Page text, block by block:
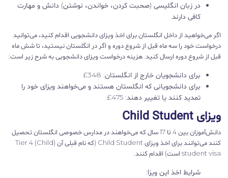
در زبان انگلیسی (صحبت کردن، خواندن، نوشتن) دانش و مهارت
کافی دارند.
اگر می‌خواهید از داخل انگلستان برای اخذ ویزای دانشجویی اقدام کنید، می‌توانید
درخواست خود را سه ماه قبل از شروع دوره و اگر در انگلستان نیستید، تا شش ماه
قبل از شروع دوره ارسال کنید. هزینه درخواست ویزای دانشجویی به شرح زیر است:
برای دانشجویان خارج از انگلستان: 348£
برای دانشجویانی که انگلستان هستند و می‌خواهند ویزای خود را
تمدید کنند یا تغییر دهند: 475£
ویزای Child Student
دانش‌آموزان بین 4 تا 17 سال که می‌خواهند در مدارس خصوصی انگلستان تحصیل
کنند می‌توانند برای اخذ ویزای Child Student (که نام قبلی آن Tier 4 (Child)
student visa است) اقدام کنند.
شرایط اخذ این ویزا: